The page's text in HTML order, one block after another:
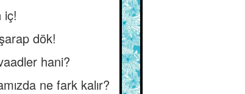
iç!
dök!
hani?
ne fark kalır?